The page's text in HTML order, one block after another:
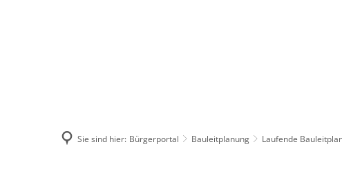
Sie sind hier: Bürgerportal Bauleitplanung Laufende